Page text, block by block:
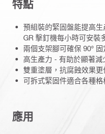
特點
預組裝的緊固盤能提高
GR 擊釘機每小時可安裝
兩個支架腳可確保 90°
高生產力 - 有助於顯著
雙重塗層，抗腐蝕效果更
可拆式緊固件適合各種
應用